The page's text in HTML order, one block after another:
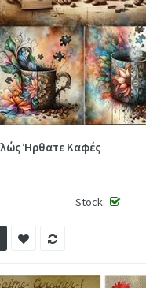
Ήρθατε Καφές
Stock: